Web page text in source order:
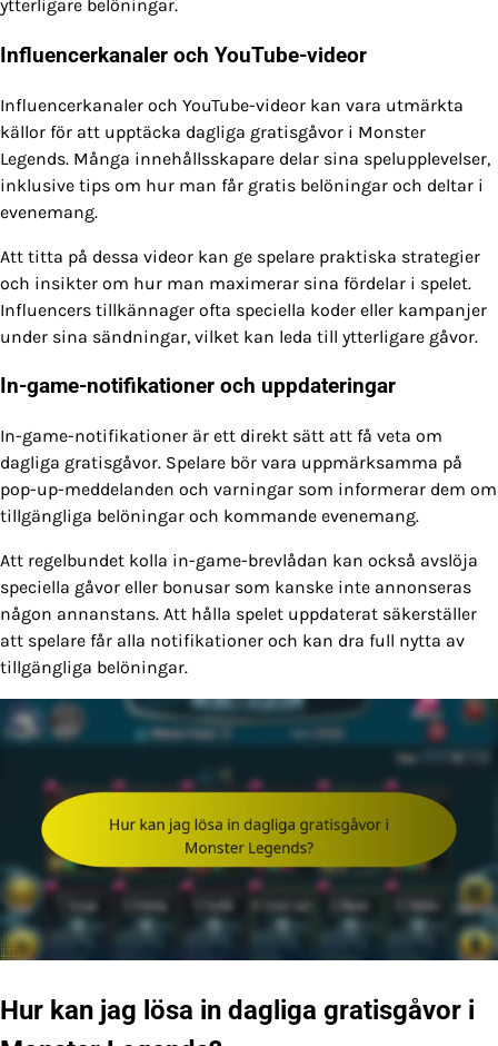
ytterligare belöningar.
Influencerkanaler och YouTube-videor
Influencerkanaler och YouTube-videor kan vara utmärkta
källor för att upptäcka dagliga gratisgåvor i Monster
Legends. Många innehållsskapare delar sina spelupplevelser,
inklusive tips om hur man får gratis belöningar och deltar i
evenemang.
Att titta på dessa videor kan ge spelare praktiska strategier
och insikter om hur man maximerar sina fördelar i spelet.
Influencers tillkännager ofta speciella koder eller kampanjer
under sina sändningar, vilket kan leda till ytterligare gåvor.
In-game-notifikationer och uppdateringar
In-game-notifikationer är ett direkt sätt att få veta om
dagliga gratisgåvor. Spelare bör vara uppmärksamma på
pop-up-meddelanden och varningar som informerar dem om
tillgängliga belöningar och kommande evenemang.
Att regelbundet kolla in-game-brevlådan kan också avslöja
speciella gåvor eller bonusar som kanske inte annonseras
någon annanstans. Att hålla spelet uppdaterat säkerställer
att spelare får alla notifikationer och kan dra full nytta av
tillgängliga belöningar.
Hur kan jag lösa in dagliga gratisgåvor i